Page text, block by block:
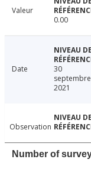
Valeur
0.00
Date
30
septembre
2021
Observation
Number of